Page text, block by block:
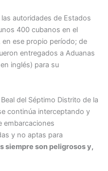
autoridades de Estados
400 cubanos en el
en ese propio período; de
entregados a Aduanas
inglés) para su
del Séptimo Distrito de la
continúa interceptando y
embarcaciones
y no aptas para
siempre son peligrosos y,